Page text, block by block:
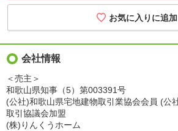
会社情報
＜売主＞
和歌山県知事（5）第003391号
(公社)和歌山県宅地建物取引業協会会員 (公
取引協議会加盟
(株)りんくうホーム